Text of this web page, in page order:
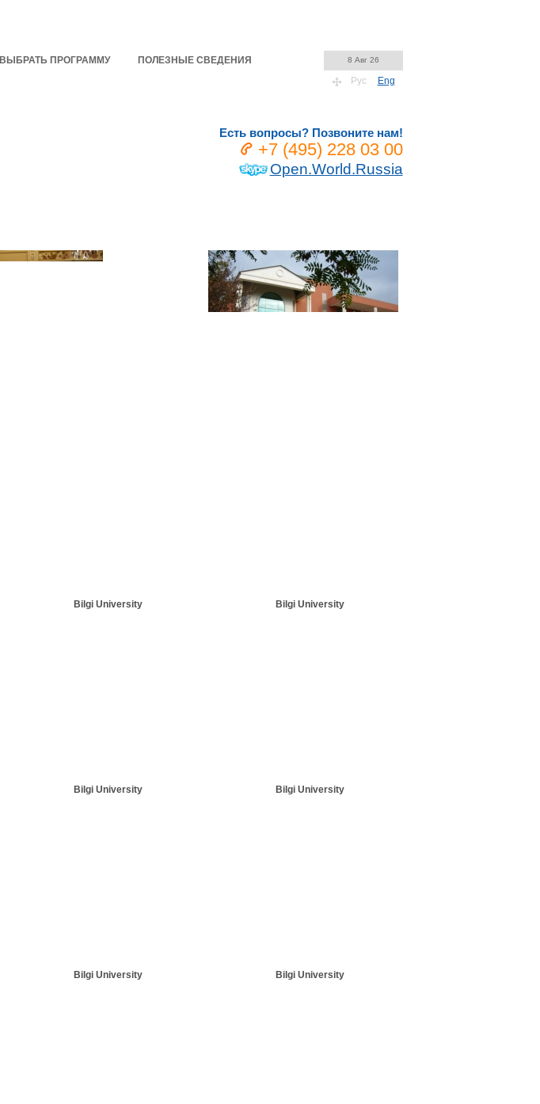
8 Авг 26
Рус Eng
ВЫБРАТЬ ПРОГРАММУ ПОЛЕЗНЫЕ СВЕДЕНИЯ
Есть вопросы? Позвоните нам!
+7 (495) 228 03 00
Open.World.Russia
Bilgi University Bilgi University
Bilgi University Bilgi University
Bilgi University Bilgi University